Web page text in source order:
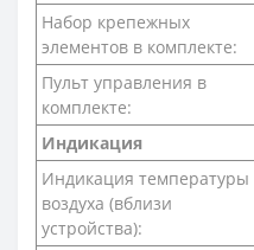
Набор крепежных
элементов в комплекте:
Пульт управления в
комплекте:
Индикация
Индикация температуры
воздуха (вблизи
устройства):